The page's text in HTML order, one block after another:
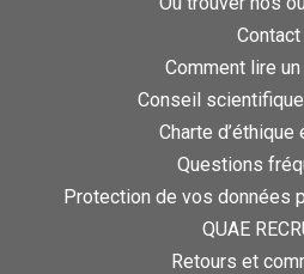
Contact
Comment lire
Conseil
Charte d’éthique
Questions
Protection de vos données
QUAE
Retours et